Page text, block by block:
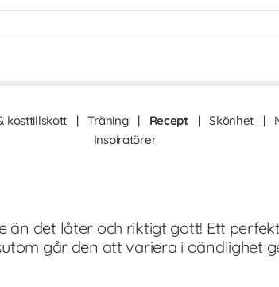
kosttillskott | Träning | Recept | Skönhet |
Inspiratörer
än det låter och riktigt gott! Ett
går den att variera i oändlighet